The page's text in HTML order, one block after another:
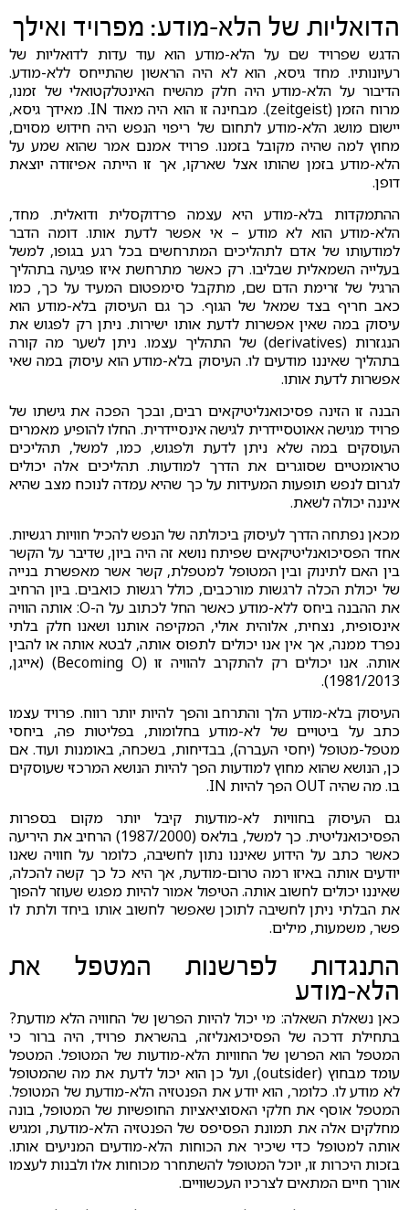
הדואליות של הלא-מודע: מפרויד ואילך
הדגש שפרויד שם על הלא-מודע הוא עוד עדות לדואליות של
רעיונותיו. מחד גיסא, הוא לא היה הראשון שהתייחס ללא-מודע.
הדיבור על הלא-מודע היה חלק מהשיח האינטלקטואלי של זמנו,
מרוח הזמן (zeitgeist). מבחינה זו הוא היה מאוד IN. מאידך גיסא,
יישום מושג הלא-מודע לתחום של ריפוי הנפש היה חידוש מסוים,
מחוץ למה שהיה מקובל בזמנו. פרויד אמנם אמר שהוא שמע על
הלא-מודע בזמן שהותו אצל שארקו, אך זו הייתה אפיזודה יוצאת
דופן.
ההתמקדות בלא-מודע היא עצמה פרדוקסלית ודואלית. מחד,
הלא-מודע הוא לא מודע – אי אפשר לדעת אותו. דומה הדבר
למודעותו של אדם לתהליכים המתרחשים בכל רגע בגופו, למשל
בעלייה השמאלית שבליבו. רק כאשר מתרחשת איזו פגיעה בתהליך
הרגיל של זרימת הדם שם, מתקבל סימפטום המעיד על כך, כמו
כאב חריף בצד שמאל של הגוף. כך גם העיסוק בלא-מודע הוא
עיסוק במה שאין אפשרות לדעת אותו ישירות. ניתן רק לפגוש את
הנגזרות (derivatives) של התהליך עצמו. ניתן לשער מה קורה
בתהליך שאיננו מודעים לו. העיסוק בלא-מודע הוא עיסוק במה שאי
אפשרות לדעת אותו.
הבנה זו הזינה פסיכואנליטיקאים רבים, ובכך הפכה את גישתו של
פרויד מגישה אאוטסיידרית לגישה אינסיידרית. החלו להופיע מאמרים
העוסקים במה שלא ניתן לדעת ולפגוש, כמו, למשל, תהליכים
טראומטיים שסוגרים את הדרך למודעות. תהליכים אלה יכולים
לגרום לנפש תופעות המעידות על כך שהיא עמדה לנוכח מצב שהיא
איננה יכולה לשאת.
מכאן נפתחה הדרך לעיסוק ביכולתה של הנפש להכיל חוויות רגשיות.
אחד הפסיכואנליטיקאים שפיתח נושא זה היה ביון, שדיבר על הקשר
בין האם לתינוק ובין המטופל למטפלת, קשר אשר מאפשרת בנייה
של יכולת הכלה לרגשות מורכבים, כולל רגשות כואבים. ביון הרחיב
את ההבנה ביחס ללא-מודע כאשר החל לכתוב על ה-O: אותה הוויה
אינסופית, נצחית, אלוהית אולי, המקיפה אותנו ושאנו חלק בלתי
נפרד ממנה, אך אין אנו יכולים לתפוס אותה, לבטא אותה או להבין
אותה. אנו יכולים רק להתקרב להוויה זו (Becoming O) (אייגן,
1981/2013).
העיסוק בלא-מודע הלך והתרחב והפך להיות יותר רווח. פרויד עצמו
כתב על ביטויים של לא-מודע בחלומות, בפליטות פה, ביחסי
מטפל-מטופל (יחסי העברה), בבדיחות, בשכחה, באומנות ועוד. אם
כן, הנושא שהוא מחוץ למודעות הפך להיות הנושא המרכזי שעוסקים
בו. מה שהיה OUT הפך להיות IN.
גם העיסוק בחוויות לא-מודעות קיבל יותר מקום בספרות
הפסיכואנליטית. כך למשל, בולאס (1987/2000) הרחיב את היריעה
כאשר כתב על הידוע שאיננו נתון לחשיבה, כלומר על חוויה שאנו
יודעים אותה באיזו רמה טרום-מודעת, אך היא כל כך קשה להכלה,
שאיננו יכולים לחשוב אותה. הטיפול אמור להיות מפגש שעוזר להפוך
את הבלתי ניתן לחשיבה לתוכן שאפשר לחשוב אותו ביחד ולתת לו
פשר, משמעות, מילים.
התנגדות לפרשנות המטפל את
הלא-מודע
כאן נשאלת השאלה: מי יכול להיות הפרשן של החוויה הלא מודעת?
בתחילת דרכה של הפסיכואנליזה, בהשראת פרויד, היה ברור כי
המטפל הוא הפרשן של החוויות הלא-מודעות של המטופל. המטפל
עומד מבחוץ (outsider), ועל כן הוא יכול לדעת את מה שהמטופל
לא מודע לו. כלומר, הוא יודע את הפנטזיה הלא-מודעת של המטופל.
המטפל אוסף את חלקי האסוציאציות החופשיות של המטופל, בונה
מחלקים אלה את תמונת הפסיפס של הפנטזיה הלא-מודעת, ומגיש
אותה למטופל כדי שיכיר את הכוחות הלא-מודעים המניעים אותו.
בזכות היכרות זו, יוכל המטופל להשתחרר מכוחות אלו ולבנות לעצמו
אורך חיים המתאים לצרכיו העכשוויים.